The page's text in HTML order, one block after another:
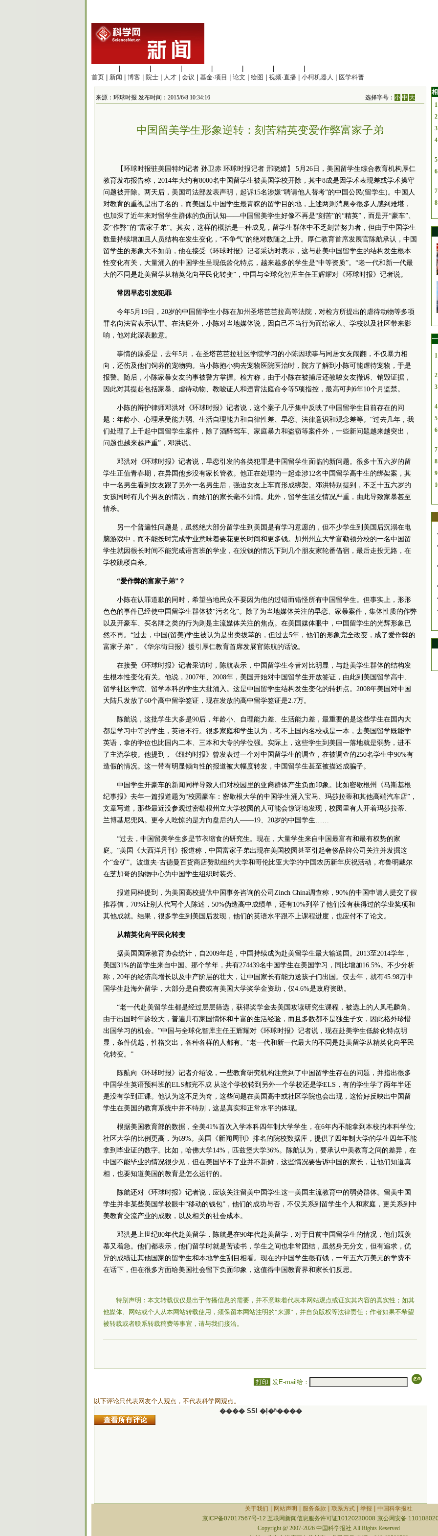
首页
新闻 博客 院士 人才 会议 基金·项目 论文 绘图 视频·直播 小柯机器人 医学科普
来源：环球时报 发布时间：2015/6/8 10:34:16 选择字号：小 中 大
中国留美学生形象逆转：刻苦精英变爱作弊富家子弟
【环球时报驻美国特约记者 孙卫赤 环球时报记者 邢晓婧】 5月26日，美国留学生综合教育机构厚仁
教育发布报告称，2014年大约有8000名中国留学生被美国学校开除，其中8成是因学术表现差或学术操守
问题被开除。两天后，美国司法部发表声明，起诉15名涉嫌“聘请他人替考”的中国公民(留学生)。中国人
对教育的重视是出了名的，而美国是中国学生最青睐的留学目的地，上述两则消息令很多人感到难堪，
也加深了近年来对留学生群体的负面认知——中国留美学生好像不再是“刻苦”的“精英”，而是开“豪车”、
爱“作弊”的“富家子弟”。其实，这样的概括是一种成见，留学生群体中不乏刻苦努力者，但由于中国学生
数量持续增加且人员结构在发生变化，“不争气”的绝对数随之上升。厚仁教育首席发展官陈航承认，中国
留学生的形象大不如前，他在接受《环球时报》记者采访时表示，这与赴美中国留学生的结构发生根本
性变化有关，大量涌入的中国学生呈现低龄化特点，越来越多的学生是“中等资质”。“老一代和新一代最
大的不同是赴美留学从精英化向平民化转变”，中国与全球化智库主任王辉耀对《环球时报》记者说。
常因早恋引发犯罪
今年5月19日，20岁的中国留学生小陈在加州圣塔芭芭拉高等法院，对检方所提出的虐待动物等多项
罪名向法官表示认罪。在法庭外，小陈对当地媒体说，因自己不当行为而给家人、学校以及社区带来影
响，他对此深表歉意。
事情的原委是，去年5月，在圣塔芭芭拉社区学院学习的小陈因琐事与同居女友闹翻，不仅暴力相
向，还伤及他们饲养的宠物狗。当小陈抱小狗去宠物医院医治时，院方了解到小陈可能虐待宠物，于是
报警。随后，小陈家暴女友的事被警方掌握。检方称，由于小陈在被捕后还教唆女友撤诉、销毁证据，
因此对其提起包括家暴、虐待动物、教唆证人和违背法庭命令等5项指控，最高可判6年10个月监禁。
小陈的辩护律师邓洪对《环球时报》记者说，这个案子几乎集中反映了中国留学生目前存在的问
题：年龄小、心理承受能力弱、生活自理能力和自律性差、早恋、法律意识和观念差等。“过去几年，我
们处理了上千起中国留学生案件，除了酒醉驾车、家庭暴力和盗窃等案件外，一些新问题越来越突出，
问题也越来越严重”，邓洪说。
邓洪对《环球时报》记者说，早恋引发的各类犯罪是中国留学生面临的新问题。很多十五六岁的留
学生正值青春期，在异国他乡没有家长管教。他正在处理的一起牵涉12名中国留学高中生的绑架案，其
中一名男生看到女友跟了另外一名男生后，强迫女友上车而形成绑架。邓洪特别提到，不乏十五六岁的
女孩同时有几个男友的情况，而她们的家长毫不知情。此外，留学生滥交情况严重，由此导致家暴甚至
情杀。
另一个普遍性问题是，虽然绝大部分留学生到美国是有学习意愿的，但不少学生到美国后沉溺在电
脑游戏中，而不能按时完成学业意味着要花更长时间和更多钱。加州州立大学富勒顿分校的一名中国留
学生就因很长时间不能完成语言班的学业，在没钱的情况下到几个朋友家轮番借宿，最后走投无路，在
学校跳楼自杀。
“爱作弊的富家子弟”？
小陈在认罪道歉的同时，希望当地民众不要因为他的过错而错怪所有中国留学生。但事实上，形形
色色的事件已经使中国留学生群体被“污名化”。除了为当地媒体关注的早恋、家暴案件，集体性质的作弊
以及开豪车、买名牌之类的行为则是主流媒体关注的焦点。在美国媒体眼中，中国留学生的光辉形象已
然不再。“过去，中国(留美)学生被认为是出类拔萃的，但过去5年，他们的形象完全改变，成了爱作弊的
富家子弟”，《华尔街日报》援引厚仁教育首席发展官陈航的话说。
在接受《环球时报》记者采访时，陈航表示，中国留学生今昔对比明显，与赴美学生群体的结构发
生根本性变化有关。他说，2007年、2008年，美国开始对中国留学生开放签证，由此到美国留学高中、
留学社区学院、留学本科的学生大批涌入。这是中国留学生结构发生变化的转折点。2008年美国对中国
大陆只发放了60个高中留学签证，现在发放的高中留学签证是2.7万。
陈航说，这批学生大多是90后，年龄小、自理能力差、生活能力差，最重要的是这些学生在国内大
都是学习中等的学生，英语不行。很多家庭和学生认为，考不上国内名校或是一本，去美国留学既能学
英语，拿的学位也比国内二本、三本和大专的学位强。实际上，这些学生到美国一落地就是弱势，进不
了主流学校。他提到，《纽约时报》曾发表过一个对中国留学生的调查，在被调查的250名学生中90%有
造假的情况。这一带有明显倾向性的报道被大幅度转发，中国留学生甚至被描述成骗子。
中国学生开豪车的新闻同样导致人们对校园里的亚裔群体产生负面印象。比如密歇根州《马斯基根
纪事报》去年一篇报道题为“校园豪车：密歇根大学的中国学生涌入宝马、玛莎拉蒂和其他高端汽车店”，
文章写道，那些最近没参观过密歇根州立大学校园的人可能会惊讶地发现，校园里有人开着玛莎拉蒂、
兰博基尼兜风。更令人吃惊的是方向盘后的人——19、20岁的中国学生……
“过去，中国留美学生多是节衣缩食的研究生。现在，大量学生来自中国最富有和最有权势的家
庭。”美国《大西洋月刊》报道称，中国富家子弟出现在美国校园甚至引起奢侈品牌公司关注并发掘这
个“金矿”。波道夫·古德曼百货商店赞助纽约大学和哥伦比亚大学的中国农历新年庆祝活动，布鲁明戴尔
在芝加哥的购物中心为中国学生组织时装秀。
报道同样提到，为美国高校提供中国事务咨询的公司Zinch China调查称，90%的中国申请人提交了假
推荐信，70%让别人代写个人陈述，50%伪造高中成绩单，还有10%列举了他们没有获得过的学业奖项和
其他成就。结果，很多学生到美国后发现，他们的英语水平跟不上课程进度，也应付不了论文。
从精英化向平民化转变
据美国国际教育协会统计，自2009年起，中国持续成为赴美留学生最大输送国。2013至2014学年，
美国31%的留学生来自中国。那个学年，共有274439名中国学生在美国学习，同比增加16.5%。不少分析
称，20年的经济高增长以及中产阶层的壮大，让中国家长有能力送孩子们出国。仅去年，就有45.98万中
国学生赴海外留学，大部分是自费或有美国大学奖学金资助，仅4.6%是政府资助。
“老一代赴美留学生都是经过层层筛选，获得奖学金去美国攻读研究生课程，被选上的人凤毛麟角。
由于出国时年龄较大，普遍具有家国情怀和丰富的生活经验，而且多数都不是独生子女，因此格外珍惜
出国学习的机会。”中国与全球化智库主任王辉耀对《环球时报》记者说，现在赴美学生低龄化特点明
显，条件优越，性格突出，各种各样的人都有。“老一代和新一代最大的不同是赴美留学从精英化向平民
化转变。”
陈航向《环球时报》记者介绍说，一些教育研究机构注意到了中国留学生存在的问题，并指出很多
中国学生英语预科班的ELS都完不成 从这个学校转到另外一个学校还是学ELS，有的学生学了两年半还
是没有学到正课。他认为这不足为奇，这些问题在美国高中或社区学院也会出现，这恰好反映出中国留
学生在美国的教育系统中并不特别，这是真实和正常水平的体现。
根据美国教育部的数据，全美41%首次入学本科四年制大学学生，在6年内不能拿到本校的本科学位;
社区大学的比例更高，为69%。美国《新闻周刊》排名的院校数据库，提供了四年制大学的学生四年不能
拿到毕业证的数字。比如，哈佛大学14%，匹兹堡大学36%。陈航认为，要承认中美教育之间的差异，在
中国不能毕业的情况很少见，但在美国毕不了业并不新鲜，这些情况要告诉中国的家长，让他们知道真
相，也要知道美国的教育是怎么运行的。
陈航还对《环球时报》记者说，应该关注留美中国学生这一美国主流教育中的弱势群体。留美中国
学生并非某些美国学校眼中“移动的钱包”，他们的成功与否，不仅关系到留学生个人和家庭，更关系到中
美教育交流产业的成败，以及相关的社会成本。
邓洪是上世纪80年代赴美留学，陈航是在90年代赴美留学，对于目前中国留学生的情况，他们既羡
慕又着急。他们都表示，他们留学时就是苦读书，学生之间也非常团结，虽然身无分文，但有追求，优
异的成绩让其他国家的留学生和本地学生刮目相看。现在的中国学生很有钱，一年五六万美元的学费不
在话下，但在很多方面给美国社会留下负面印象，这值得中国教育界和家长们反思。
特别声明：本文转载仅仅是出于传播信息的需要，并不意味着代表本网站观点或证实其内容的真实性；如其
他媒体、网站或个人从本网站转载使用，须保留本网站注明的“来源”，并自负版权等法律责任；作者如果不希望
被转载或者联系转载稿费等事宜，请与我们接洽。
打印 发E-mail给：
以下评论只代表网友个人观点，不代表科学网观点。
���� SSI �ļ�ʱ����
1
2
3
4
5
6
7
8
1
2
3
4
5
6
7
8
9
关于我们 网站声明 服务条款 联系方式| 举报
中国科学报社
京ICP备07017567号-12 互联网新闻信息服务许可证10120230008 京公网安备
Copyright @ 2007-2026 中国科学报社 All Rights Reserved